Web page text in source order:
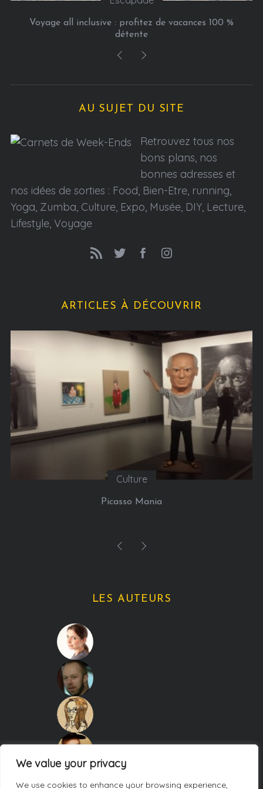
We value your privacy
We use cookies to enhance your browsing experience,
Voyage all inclusive : profitez de vacances 100 %
détente
AU SUJET DU SITE
Retrouvez tous nos
bons plans, nos
bonnes adresses et
nos idées de sorties : Food, Bien-Etre, running,
Yoga, Zumba, Culture, Expo, Musée, DIY, Lecture,
Lifestyle, Voyage
ARTICLES À DÉCOUVRIR
Culture
Picasso Mania
LES AUTEURS